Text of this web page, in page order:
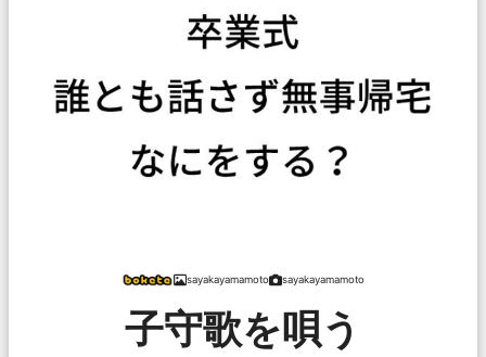
sayakayamamoto sayakayamamoto
子守歌を唄う